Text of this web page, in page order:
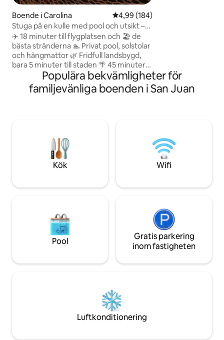
Boende i Carolina 4,99 av 5 i genomsnittligt
4,99 (184)
Stuga på en kulle med pool och utsikt –
18 minuter till flygplatsen
✈️ 18 minuter till flygplatsen och 🏖️ de
bästa stränderna 🏊 Privat pool, solstolar
och hängmattor 🌿 Fridfull landsbygd,
bara 5 minuter till staden 🌴 45 minuter
till El Yunque och Luquillo Beach 🏡 Stuga
på en kulle med havs- och bergsutsikt 🛏
Queensize-säng + fullstor utdragbar
från en upphöjd plats ⚡ Snabbt wifi, AC,
smart-TV och bevakad parkering 🪑
Strandstolar, kylväska och
badhanddukar
Lägenheten är
utrustad med allt
en trevlig vistelse.
Populära bekvämligheter för
familjevänliga boenden i San Juan
Kök Wifi
Pool
Gratis parkering
inom fastigheten
Luftkonditionering